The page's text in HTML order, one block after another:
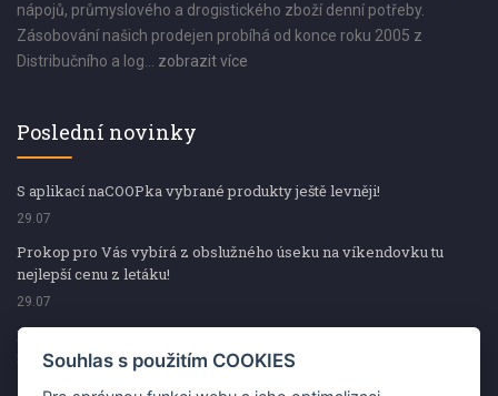
nápojů, průmyslového a drogistického zboží denní potřeby.
Zásobování našich prodejen probíhá od konce roku 2005 z
Distribučního a log... zobrazit více
Poslední novinky
S aplikací naCOOPka vybrané produkty ještě levněji!
29.07
Prokop pro Vás vybírá z obslužného úseku na víkendovku tu
nejlepší cenu z letáku!
29.07
Prokop pro Vás vybírá z obslužného úseku na víkendovku tu
nejlepší cenu z letáku!
Souhlas s použitím COOKIES